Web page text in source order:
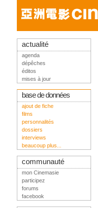
actualité
agenda
dépêches
éditos
mises à jour
base de données
ajout de fiche
films
personnalités
dossiers
interviews
beaucoup plus...
communauté
mon Cinemasie
participez
forums
facebook